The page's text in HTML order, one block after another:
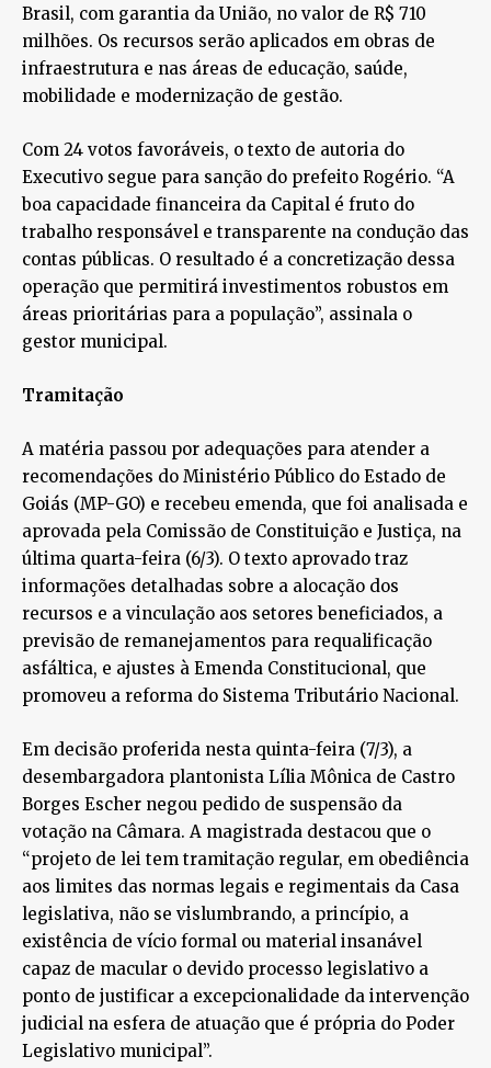
Brasil, com garantia da União, no valor de R$ 710
milhões. Os recursos serão aplicados em obras de
infraestrutura e nas áreas de educação, saúde,
mobilidade e modernização de gestão.
Com 24 votos favoráveis, o texto de autoria do
Executivo segue para sanção do prefeito Rogério. “A
boa capacidade financeira da Capital é fruto do
trabalho responsável e transparente na condução das
contas públicas. O resultado é a concretização dessa
operação que permitirá investimentos robustos em
áreas prioritárias para a população”, assinala o
gestor municipal.
Tramitação
A matéria passou por adequações para atender a
recomendações do Ministério Público do Estado de
Goiás (MP-GO) e recebeu emenda, que foi analisada e
aprovada pela Comissão de Constituição e Justiça, na
última quarta-feira (6/3). O texto aprovado traz
informações detalhadas sobre a alocação dos
recursos e a vinculação aos setores beneficiados, a
previsão de remanejamentos para requalificação
asfáltica, e ajustes à Emenda Constitucional, que
promoveu a reforma do Sistema Tributário Nacional.
Em decisão proferida nesta quinta-feira (7/3), a
desembargadora plantonista Lília Mônica de Castro
Borges Escher negou pedido de suspensão da
votação na Câmara. A magistrada destacou que o
“projeto de lei tem tramitação regular, em obediência
aos limites das normas legais e regimentais da Casa
legislativa, não se vislumbrando, a princípio, a
existência de vício formal ou material insanável
capaz de macular o devido processo legislativo a
ponto de justificar a excepcionalidade da intervenção
judicial na esfera de atuação que é própria do Poder
Legislativo municipal”.